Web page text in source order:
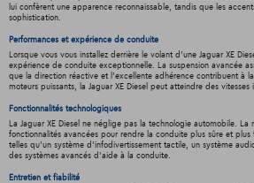
lui confèrent une apparence reconnaissable, tandis que les
sophistication.
Performances et expérience de conduite
Lorsque vous vous installez derrière le volant d'une Jaguar XE
expérience de conduite exceptionnelle. La suspension avancée
que la direction réactive et l'excellente adhérence contribuent à
moteurs puissants, la Jaguar XE Diesel peut atteindre des vitesses
Fonctionnalités technologiques
La Jaguar XE Diesel ne néglige pas la technologie automobile. La
fonctionnalités avancées pour rendre la conduite plus sûre et plus
telles qu'un système d'infodivertissement tactile, un système
des systèmes avancés d'aide à la conduite.
Entretien et fiabilité